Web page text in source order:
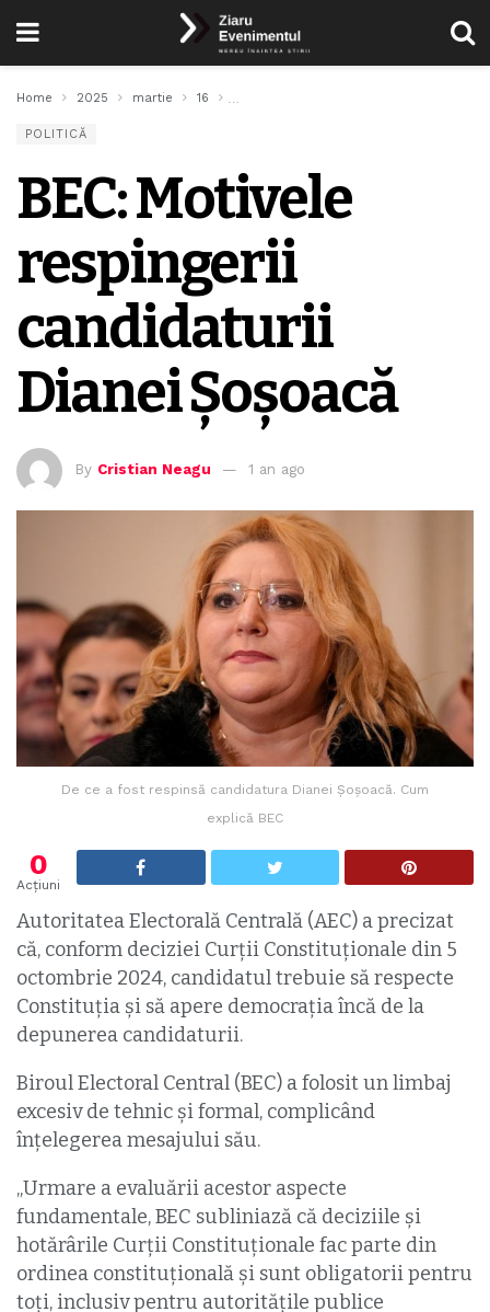
Home 2025 martie 16
POLITICĂ
BEC: Motivele
respingerii
candidaturii
Dianei Șoșoacă
By Cristian Neagu 1 an ago
De ce a fost respinsă candidatura Dianei Șoșoacă. Cum
explică BEC
0
Acțiuni
Autoritatea Electorală Centrală (AEC) a precizat
că, conform deciziei Curții Constituționale din 5
octombrie 2024, candidatul trebuie să respecte
Constituția și să apere democrația încă de la
depunerea candidaturii.
Biroul Electoral Central (BEC) a folosit un limbaj
excesiv de tehnic și formal, complicând
înțelegerea mesajului său.
„Urmare a evaluării acestor aspecte
fundamentale, BEC subliniază că deciziile și
hotărârile Curții Constituționale fac parte din
ordinea constituțională și sunt obligatorii pentru
toți, inclusiv pentru autoritățile publice